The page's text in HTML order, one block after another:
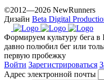
©2012—2026 NewRunners
Дизайн Beta Digital
Формируем культуру бега в
давно полюбил бег или
первую пробежку
Войти Зарегистрироваться
Адрес электронной почты